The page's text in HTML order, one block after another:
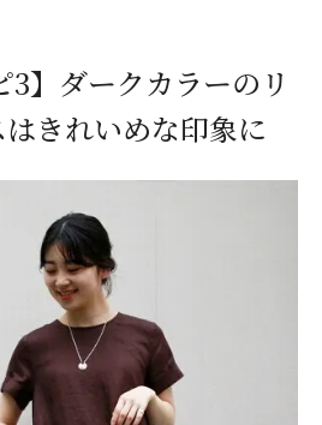
3】ダークカラーのリ
きれいめな印象に